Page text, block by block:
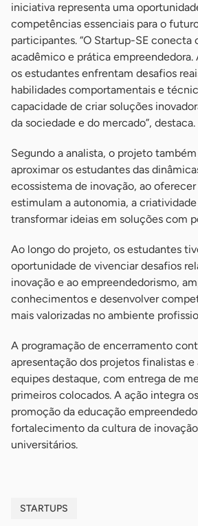
iniciativa representa uma
competências essenciais para o
participantes. “O Startup-SE
acadêmico e prática empreendedora.
os estudantes enfrentam desafios
habilidades comportamentais e
capacidade de criar soluções
da sociedade e do mercado”, destaca.
Segundo a analista, o projeto
aproximar os estudantes das
ecossistema de inovação, ao
estimulam a autonomia, a
transformar ideias em soluções com
Ao longo do projeto, os estudantes
oportunidade de vivenciar desafios
inovação e ao empreendedorismo,
conhecimentos e desenvolver
mais valorizadas no ambiente
A programação de encerramento
apresentação dos projetos finalistas e
equipes destaque, com entrega de
primeiros colocados. A ação integra
promoção da educação
fortalecimento da cultura de
universitários.
STARTUPS